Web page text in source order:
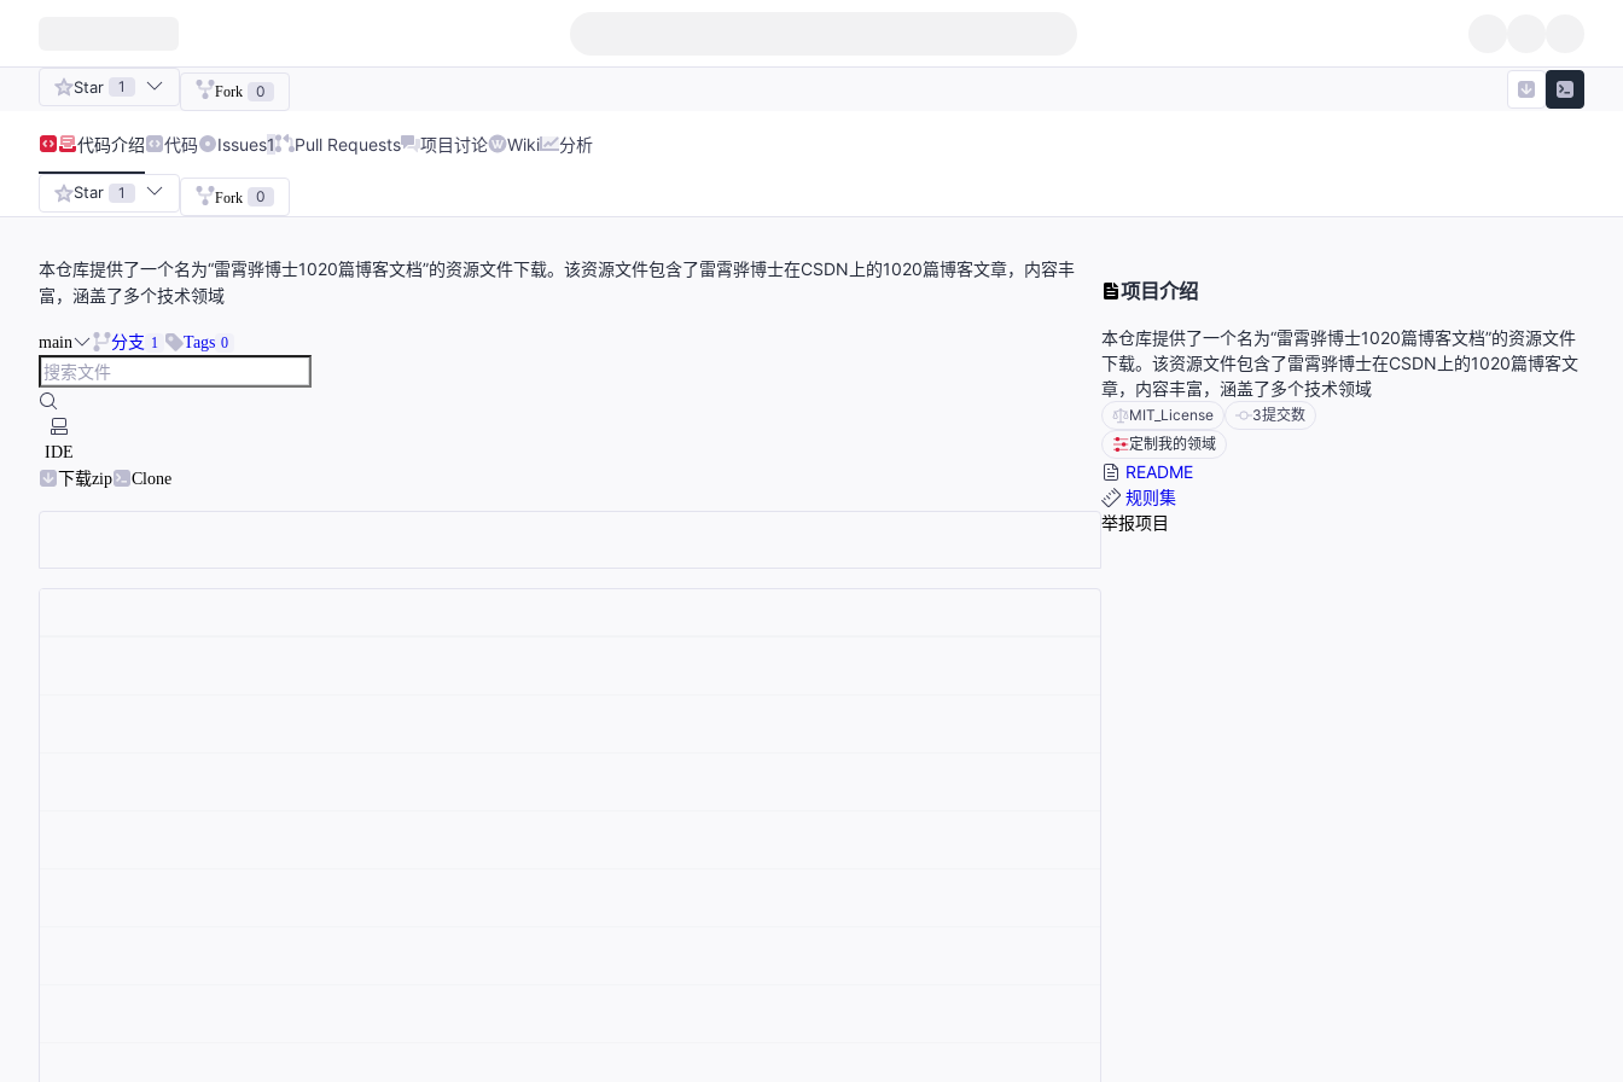
Star 1 Fork 0
代码介绍 代码 Issues1 Pull Requests 项目讨论 Wiki 分析
Star 1 Fork 0
本仓库提供了一个名为“雷霄骅博士1020篇博客文档”的资源文件下载。该资源文件包含了雷霄骅博士在CSDN上的1020篇博客文章，内容丰
富，涵盖了多个技术领域
main 分支 1 Tags 0
IDE
下载zip
Clone
项目介绍
本仓库提供了一个名为“雷霄骅博士1020篇博客文档”的资源文件
下载。该资源文件包含了雷霄骅博士在CSDN上的1020篇博客文
章，内容丰富，涵盖了多个技术领域
MIT_License 3提交数
定制我的领域
README
规则集
举报项目